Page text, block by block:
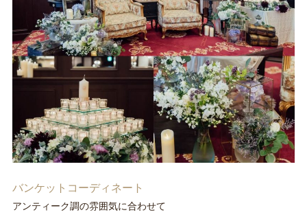
バンケットコーディネート
アンティーク調の雰囲気に合わせて